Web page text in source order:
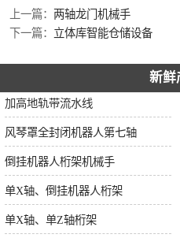
上一篇： 两轴龙门机械手
下一篇： 立体库智能仓储设备
新鲜
加高地轨带流水线
风琴罩全封闭机器人第七轴
倒挂机器人桁架机械手
单X轴、倒挂机器人桁架
单X轴、单Z轴桁架